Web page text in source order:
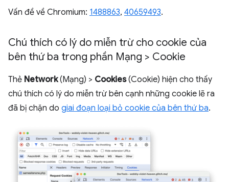
Vấn đề về Chromium: 1488863, 40659493.
Chú thích có lý do miễn trừ cho cookie của
bên thứ ba trong phần Mạng > Cookie
Thẻ Network(Mạng) > Cookies(Cookie) hiện cho thấy
chú thích có lý do miễn trừ bên cạnh những cookie lẽ ra
đã bị chặn do giai đoạn loại bỏ cookie của bên thứ ba.